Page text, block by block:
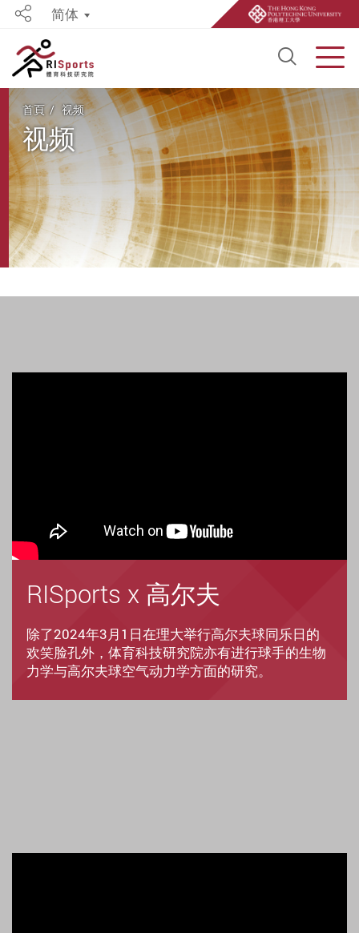
Open
Share简体
Start main content
首頁 视频
视频
RISports x 高尔夫
除了2024年3月1日在理大举行高尔夫球同乐日的
欢笑脸孔外，体育科技研究院亦有进行球手的生物
力学与高尔夫球空气动力学方面的研究。